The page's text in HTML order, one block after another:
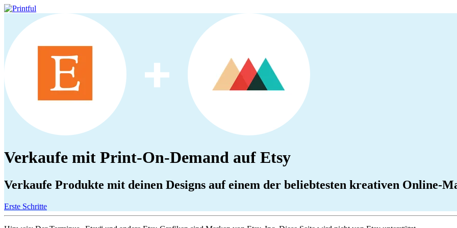
Verkaufe mit Print-On-Demand auf Etsy
Verkaufe Produkte mit deinen Designs auf einem der beliebtesten kreativen Online-
Erste Schritte